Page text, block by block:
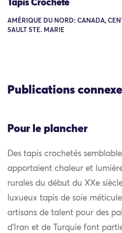
Tapis Crocheté
AMÉRIQUE DU NORD: CANADA,
SAULT STE. MARIE
Publications
Pour le plancher
Des tapis crochetés
apportaient chaleur et
rurales du début du XXe
luxueux tapis de soie
artisans de talent pour des
d’Iran et de Turquie font